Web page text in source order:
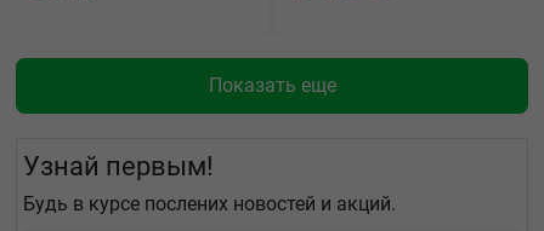
Показать еще
Узнай первым!
Будь в курсе послених новостей и акций.